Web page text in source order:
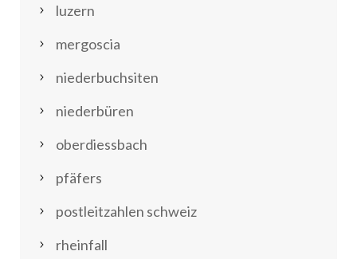
luzern
mergoscia
niederbuchsiten
niederbüren
oberdiessbach
pfäfers
postleitzahlen schweiz
rheinfall